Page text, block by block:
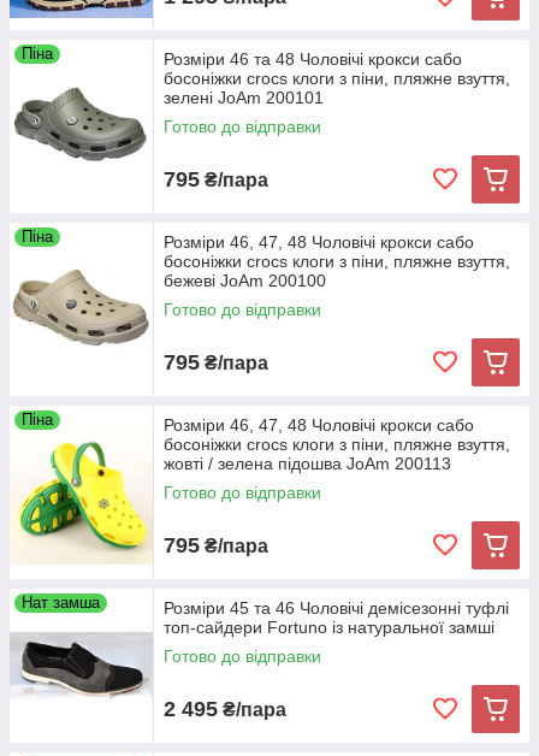
Піна
Розміри 46 та 48 Чоловічі крокси сабо
босоніжки crocs клоги з піни, пляжне взуття,
зелені JoAm 200101
Готово до відправки
795 ₴/пара
Піна
Розміри 46, 47, 48 Чоловічі крокси сабо
босоніжки crocs клоги з піни, пляжне взуття,
бежеві JoAm 200100
Готово до відправки
795 ₴/пара
Піна
Розміри 46, 47, 48 Чоловічі крокси сабо
босоніжки crocs клоги з піни, пляжне взуття,
жовті / зелена підошва JoAm 200113
Готово до відправки
795 ₴/пара
Нат замша
Розміри 45 та 46 Чоловічі демісезонні туфлі
топ-сайдери Fortuno із натуральної замші
Готово до відправки
2 495 ₴/пара